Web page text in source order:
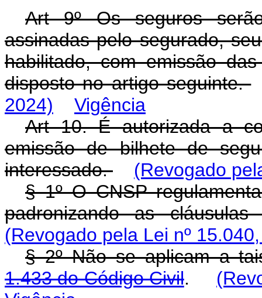
Art 9º Os seguros
assinadas pelo segurado,
habilitado, com emissão
disposto no artigo seguinte.
2024)
Vigência
Art 10. É autorizada a
emissão de bilhete de
interessado.
(Revogado
§ 1º O CNSP
padronizando as
(Revogado pela Lei nº
§ 2º Não se aplicam a
1.433 do Código Civil.